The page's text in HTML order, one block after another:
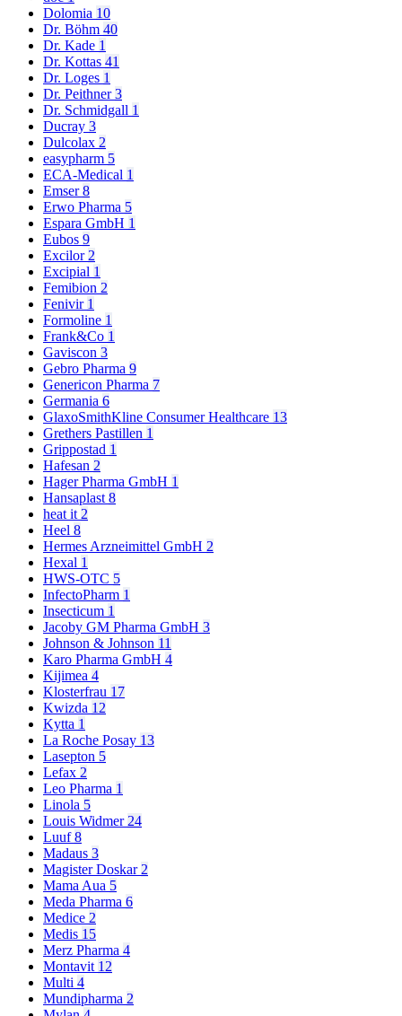
Dolomia 10
Dr. Böhm 40
Dr. Kade 1
Dr. Kottas 41
Dr. Loges 1
Dr. Peithner3
Dr. Schmidgall 1
Ducray 3
Dulcolax 2
easypharm 5
ECA-Medical 1
Emser8
Erwo Pharma 5
Espara GmbH 1
Eubos 9
Excilor 2
Excipial 1
Femibion 2
Fenivir 1
Formoline 1
Frank&Co 1
Gaviscon 3
Gebro Pharma 9
Genericon Pharma 7
Germania 6
GlaxoSmithKline Consumer Healthcare 13
Grethers Pastillen 1
Grippostad 1
Hafesan 2
Hager Pharma GmbH 1
Hansaplast 8
heat it 2
Heel 8
Hermes Arzneimittel GmbH 2
Hexal 1
HWS-OTC 5
InfectoPharm 1
Insecticum 1
Jacoby GM Pharma GmbH 3
Johnson & Johnson 11
Karo Pharma GmbH 4
Kijimea 4
Klosterfrau 17
Kwizda 12
Kytta 1
La Roche Posay 13
Lasepton 5
Lefax 2
Leo Pharma 1
Linola 5
Louis Widmer 24
Luuf8
Madaus 3
Magister Doskar 2
Mama Aua 5
Meda Pharma 6
Medice 2
Medis 15
Merz Pharma 4
Montavit 12
Multi 4
Mundipharma 2